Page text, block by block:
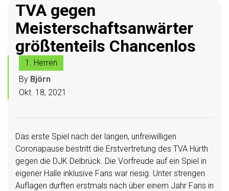
TVA gegen
Meisterschaftsanwärter
größtenteils Chancenlos
1. Herren
By Björn
Okt. 18, 2021
Das erste Spiel nach der langen, unfreiwilligen
Coronapause bestritt die Erstvertretung des TVA Hürth
gegen die DJK Delbrück. Die Vorfreude auf ein Spiel in
eigener Halle inklusive Fans war riesig. Unter strengen
Auflagen durften erstmals nach über einem Jahr Fans in